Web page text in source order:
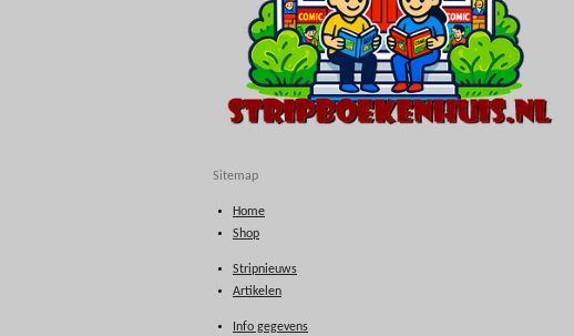
Sitemap
Home
Shop
Stripnieuws
Artikelen
Info gegevens